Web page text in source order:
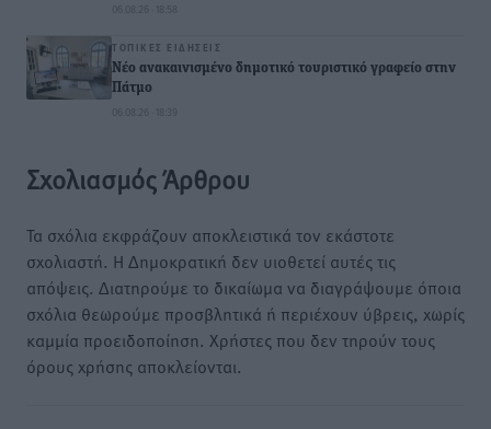
06.08.26 · 18:58
ΤΟΠΙΚΈΣ ΕΙΔΉΣΕΙΣ
Νέο ανακαινισμένο δημοτικό τουριστικό γραφείο στην
Πάτμο
06.08.26 · 18:39
Σχολιασμός Άρθρου
Τα σχόλια εκφράζουν αποκλειστικά τον εκάστοτε
σχολιαστή. Η Δημοκρατική δεν υιοθετεί αυτές τις
απόψεις. Διατηρούμε το δικαίωμα να διαγράψουμε όποια
σχόλια θεωρούμε προσβλητικά ή περιέχουν ύβρεις, χωρίς
καμμία προειδοποίηση. Χρήστες που δεν τηρούν τους
όρους χρήσης αποκλείονται.